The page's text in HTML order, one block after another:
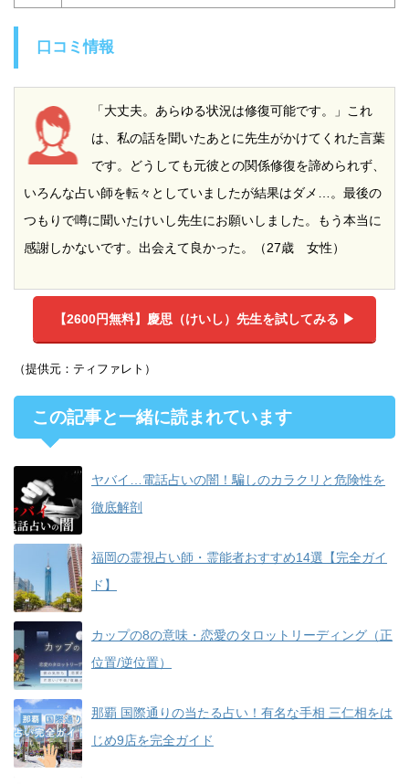
口コミ情報
「大丈夫。あらゆる状況は修復可能です。」これ
は、私の話を聞いたあとに先生がかけてくれた言葉
です。どうしても元彼との関係修復を諦められず、
いろんな占い師を転々としていましたが結果はダメ…。最後の
つもりで噂に聞いたけいし先生にお願いしました。もう本当に
感謝しかないです。出会えて良かった。（27歳 女性）
【2600円無料】 慶思（けいし）先生を試してみる ▶︎
（提供元：ティファレト）
この記事と一緒に読まれています
ヤバイ…電話占いの闇！騙しのカラクリと危険性を
徹底解剖
福岡の霊視占い師・霊能者おすすめ14選【完全ガイ
ド】
カップの8の意味・恋愛のタロットリーディング（正
位置/逆位置）
那覇 国際通りの当たる占い！有名な手相 三仁相をは
じめ9店を完全ガイド